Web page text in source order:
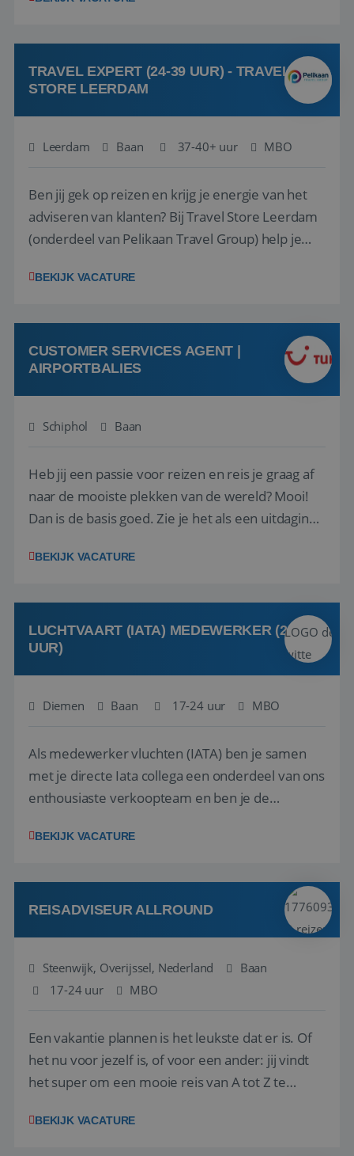
team het reisbureau verder...
TRAVEL EXPERT (24-39 UUR) - TRAVEL
STORE LEERDAM
Leerdam Baan 37-40+ uur MBO
Ben jij gek op reizen en krijg je energie van het
adviseren van klanten? Bij Travel Store Leerdam
(onderdeel van Pelikaan Travel Group) help je
vinden. Samen maken we van elke reis een
hebt in de reisbranche of j...
BEKIJK VACATURE
CUSTOMER SERVICES AGENT |
AIRPORTBALIES
Schiphol Baan
Heb jij een passie voor reizen en reis je graag af
naar de mooiste plekken van de wereld? Mooi!
Dan is de basis goed. Zie je het als een uitdaging
het samenstellen en boeken van de perfecte
deze onderdelen zijn nu samen gevoegd...
BEKIJK VACATURE
LUCHTVAART (IATA) MEDEWERKER (24-32
UUR)
Diemen Baan 17-24 uur MBO
Als medewerker vluchten (IATA) ben je samen
met je directe Iata collega een onderdeel van ons
enthousiaste verkoopteam en ben je de
en tarieven waar je collega’s niet uitkomen.
kwaliteitsbewaking van alles wat met IATA te m...
BEKIJK VACATURE
REISADVISEUR ALLROUND
Steenwijk, Overijssel, Nederland
Baan
17-24 uur
MBO
Een vakantie plannen is het leukste dat er is. Of
het nu voor jezelf is, of voor een ander: jij vindt
het super om een mooie reis van A tot Z te
vakantiegangers de meest prachtige plekjes op
BEKIJK VACATURE